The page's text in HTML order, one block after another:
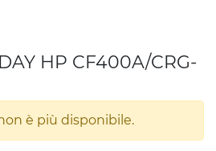
HP CF400A/CRG-
è più disponibile.